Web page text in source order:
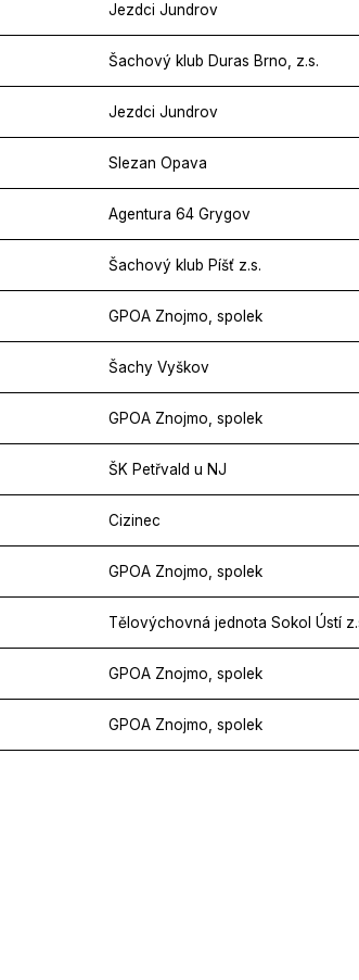
Jezdci Jundrov
Šachový klub Duras Brno, z.s.
Jezdci Jundrov
Slezan Opava
Agentura 64 Grygov
Šachový klub Píšť z.s.
GPOA Znojmo, spolek
Šachy Vyškov
GPOA Znojmo, spolek
ŠK Petřvald u NJ
Cizinec
GPOA Znojmo, spolek
Tělovýchovná jednota Sokol Ústí
GPOA Znojmo, spolek
GPOA Znojmo, spolek